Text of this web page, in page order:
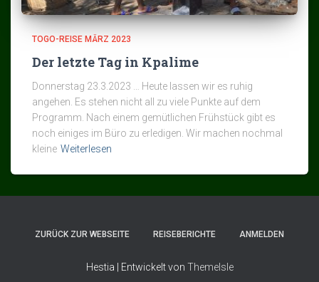
TOGO-REISE MÄRZ 2023
Der letzte Tag in Kpalime
Donnerstag 23.3.2023 … Heute lassen wir es ruhig
angehen. Es stehen nicht all zu viele Punkte auf dem
Programm. Nach einem gemütlichen Frühstück gibt es
noch einiges im Büro zu erledigen. Wir machen nochmal
kleine Weiterlesen
ZURÜCK ZUR WEBSEITE REISEBERICHTE ANMELDEN
Hestia | Entwickelt von ThemeIsle